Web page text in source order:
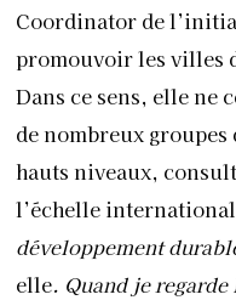
Coordinator de
promouvoir les villes
Dans ce sens, elle ne
de nombreux
hauts niveaux,
l’échelle
développement
elle. Quand je